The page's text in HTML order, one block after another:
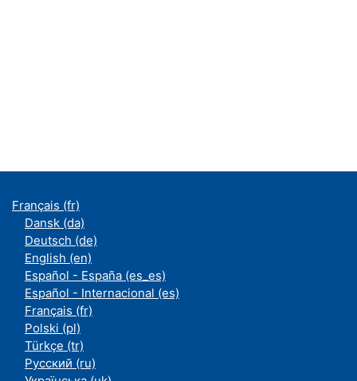
Français ‎(fr)‎
Dansk ‎(da)‎
Deutsch ‎(de)‎
English ‎(en)‎
Español - España ‎(es_es)‎
Español - Internacional ‎(es)‎
Français ‎(fr)‎
Polski ‎(pl)‎
Türkçe ‎(tr)‎
Русский ‎(ru)‎